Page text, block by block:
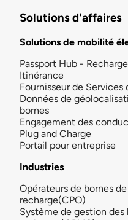
Solutions d'affaires
Solutions de mobilité
Passport Hub -
Itinérance
Fournisseur de
Données de
bornes
Engagement des
Plug and Charge
Portail pour entreprise
Industries
Opérateurs de bornes de
recharge(CPO)
Système de gestion des